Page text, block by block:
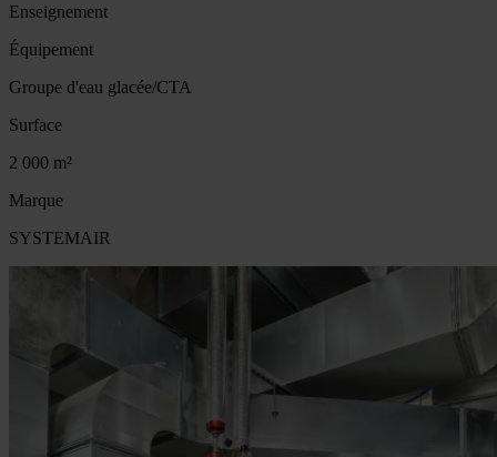
Enseignement
Équipement
Groupe d'eau glacée/CTA
Surface
2 000 m²
Marque
SYSTEMAIR